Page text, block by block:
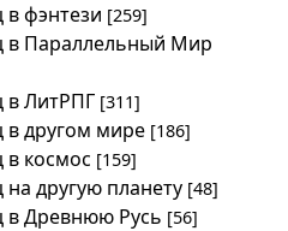
фэнтези [259]
в Параллельный Мир
в ЛитРПГ [311]
в другом мире [186]
космос [159]
другую планету [48]
в Древнюю Русь [56]